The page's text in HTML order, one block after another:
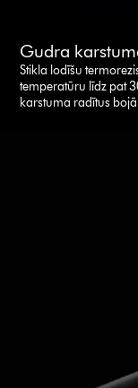
Gudra
Stikla lodīšu
temperatūru līdz pat
karstuma radītus